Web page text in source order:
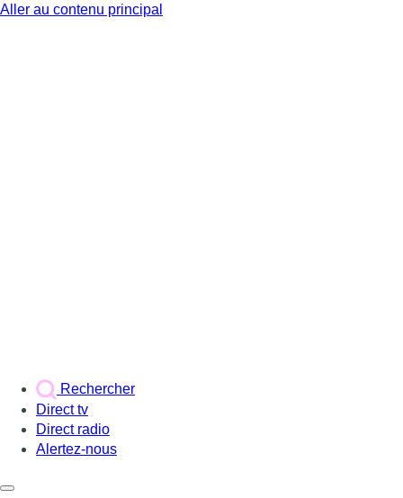
Aller au contenu principal
Rechercher
Direct tv
Direct radio
Alertez-nous